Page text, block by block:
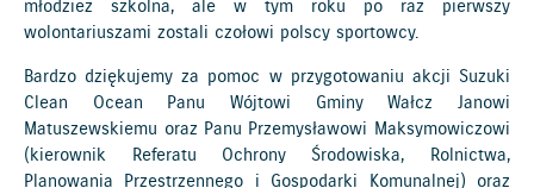
młodzież szkolna, ale w tym roku po raz pierwszy
wolontariuszami zostali czołowi polscy sportowcy.
Bardzo dziękujemy za pomoc w przygotowaniu akcji Suzuki
Clean Ocean Panu Wójtowi Gminy Wałcz Janowi
Matuszewskiemu oraz Panu Przemysławowi Maksymowiczowi
(kierownik Referatu Ochrony Środowiska, Rolnictwa,
Planowania Przestrzennego i Gospodarki Komunalnej) oraz